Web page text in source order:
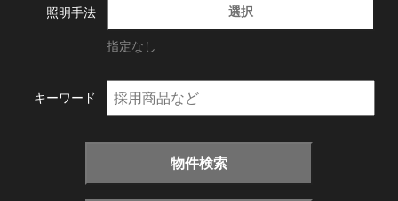
照明手法 選択
指定なし
キーワード
物件検索